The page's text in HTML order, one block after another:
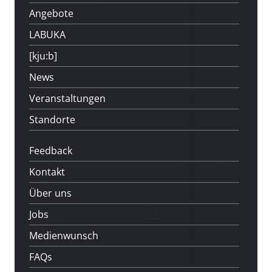
Angebote
LABUKA
[kju:b]
News
Veranstaltungen
Standorte
Feedback
Kontakt
Über uns
Jobs
Medienwunsch
FAQs